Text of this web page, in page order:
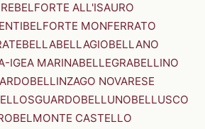
BELFORTE ALL'ISAURO
BELFORTE MONFERRATO
BELLABELLAGIOBELLANO
IGEA MARINABELLEGRABELLINO
BELLINZAGO NOVARESE
BELLUNOBELLUSCO
BELMONTE CASTELLO